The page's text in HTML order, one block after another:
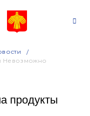
Невозможно
продукты